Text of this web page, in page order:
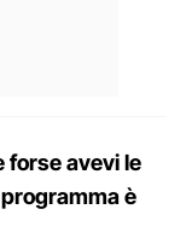
forse avevi le
è